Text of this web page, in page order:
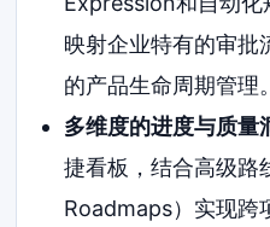
映射企业特有的审批
的产品生命周期管理。
多维度的进度与质量
捷看板，结合高级路
Roadmaps）实现跨